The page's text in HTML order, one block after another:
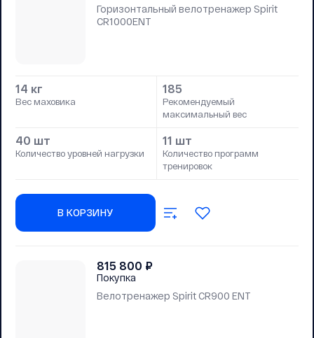
Горизонтальный велотренажер Spirit
CR1000ENT
14 кг
Вес маховика
185
Рекомендуемый
максимальный вес
40 шт
Количество уровней нагрузки
11 шт
Количество программ
тренировок
В КОРЗИНУ
815 800 ₽
Покупка
Велотренажер Spirit CR900 ENT